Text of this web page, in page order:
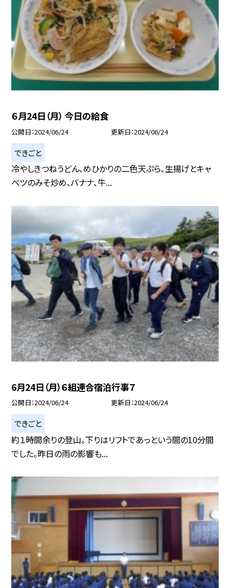
６月24日（月） 今日の給食
公開日 2024/06/24 更新日 2024/06/24
できごと
冷やしきつねうどん、めひかりの二色天ぷら、生揚げとキャ
ベツのみそ炒め、バナナ、牛...
6月24日（月）６組連合宿泊行事７
公開日 2024/06/24 更新日 2024/06/24
できごと
約１時間余りの登山。下りはリフトであっという間の10分間
でした。昨日の雨の影響も...